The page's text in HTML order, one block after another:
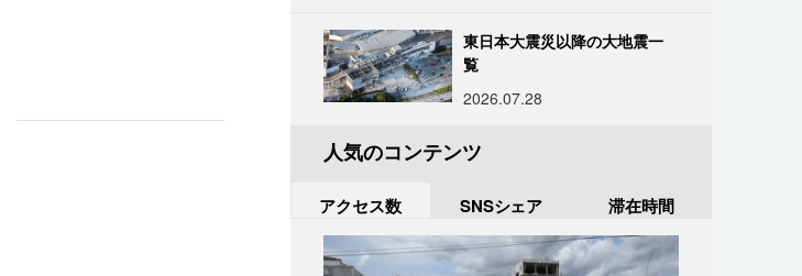
東日本大震災以降の大地震一
覧
2026.07.28
人気のコンテンツ
アクセス数 SNSシェア 滞在時間